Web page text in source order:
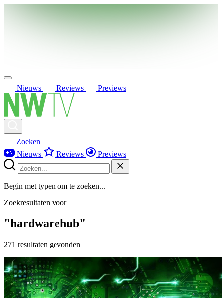
Nieuws Reviews Previews
Zoeken
Nieuws
Reviews Previews
Begin met typen om te zoeken...
Zoekresultaten voor
"hardwarehub"
271 resultaten gevonden